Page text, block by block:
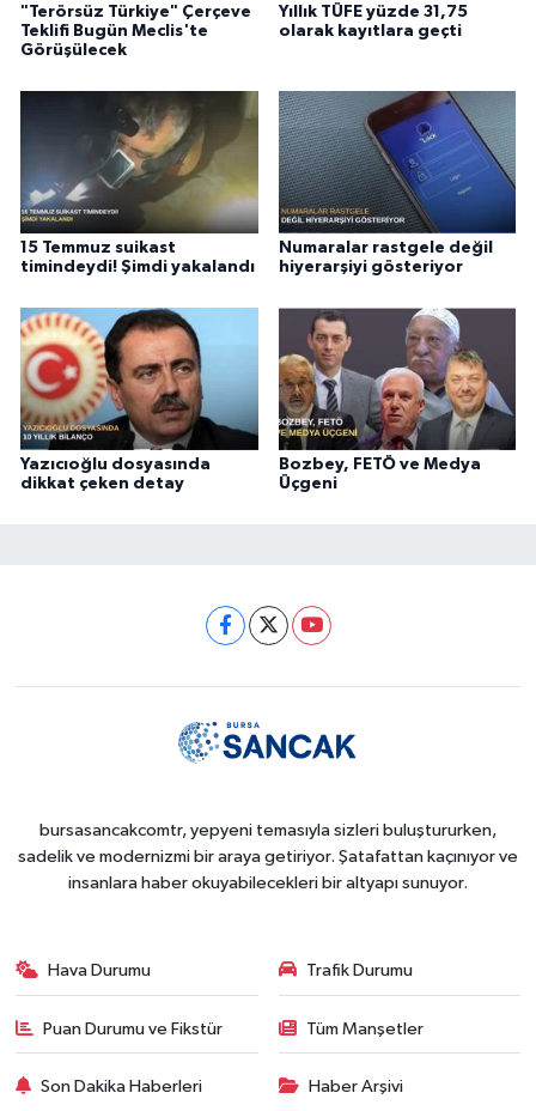
"Terörsüz Türkiye" Çerçeve
Teklifi Bugün Meclis'te
Görüşülecek
Yıllık TÜFE yüzde 31,75
olarak kayıtlara geçti
15 Temmuz suikast
timindeydi! Şimdi yakalandı
Numaralar rastgele değil
hiyerarşiyi gösteriyor
Yazıcıoğlu dosyasında
dikkat çeken detay
Bozbey, FETÖ ve Medya
Üçgeni
bursasancakcomtr, yepyeni temasıyla sizleri buluştururken,
sadelik ve modernizmi bir araya getiriyor. Şatafattan kaçınıyor ve
insanlara haber okuyabilecekleri bir altyapı sunuyor.
Hava Durumu Trafik Durumu
Puan Durumu ve Fikstür Tüm Manşetler
Son Dakika Haberleri Haber Arşivi